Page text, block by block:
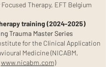
Therapy, EFT Belgium
training (2024-2025)
Trauma Master Series
for the Clinical Application
Medicine (NICABM,
www.nicabm.com)